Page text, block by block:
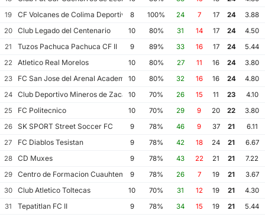
19
CF Volcanes de Colima Deportivo Tala
8 100% 24 7 17 24
3.88
20
Club Legado del Centenario 10 80% 31 14 17 24
4.50
21
Tuzos Pachuca Pachuca CF II 9 89% 33 16 17 24
5.44
22
Atletico Real Morelos 10 80% 27 11 16 24
3.80
23
FC San Jose del Arenal Academia America Leyendas
10 80% 32 16 16 24
4.80
24
Club Deportivo Mineros de Zacatecas II
10 70% 26 15 11 23
4.10
25
FC Politecnico 10 70% 29 9 20 22
3.80
26
SK SPORT Street Soccer FC 9 78% 46 9 37 21
6.11
27
FC Diablos Tesistan 9 78% 42 18 24 21
6.67
28
CD Muxes 9 78% 43 22 21 21
7.22
29
Centro de Formacion Cuauhtemoc Blanco
9 78% 26 7 19 21
3.67
30
Club Atletico Toltecas 10 70% 31 12 19 21
4.30
31
Tepatitlan FC II 9 78% 34 15 19 21
5.44